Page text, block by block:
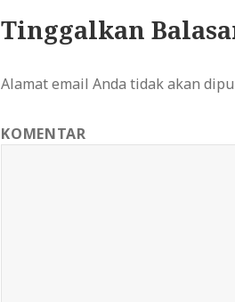
Tinggalkan
Alamat email Anda tidak akan
KOMENTAR